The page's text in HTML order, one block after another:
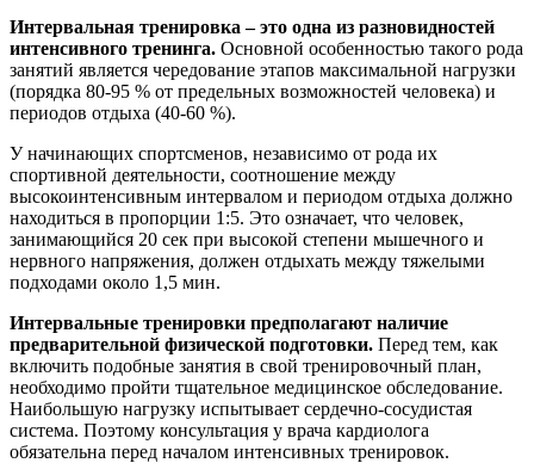
Интервальная тренировка – это одна из разновидностей
интенсивного тренинга. Основной особенностью такого рода
занятий является чередование этапов максимальной нагрузки
(порядка 80-95 % от предельных возможностей человека) и
периодов отдыха (40-60 %).
У начинающих спортсменов, независимо от рода их
спортивной деятельности, соотношение между
высокоинтенсивным интервалом и периодом отдыха должно
находиться в пропорции 1:5. Это означает, что человек,
занимающийся 20 сек при высокой степени мышечного и
нервного напряжения, должен отдыхать между тяжелыми
подходами около 1,5 мин.
Интервальные тренировки предполагают наличие
предварительной физической подготовки. Перед тем, как
включить подобные занятия в свой тренировочный план,
необходимо пройти тщательное медицинское обследование.
Наибольшую нагрузку испытывает сердечно-сосудистая
система. Поэтому консультация у врача кардиолога
обязательна перед началом интенсивных тренировок.